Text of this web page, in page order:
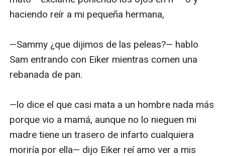
haciendo reír a mi pequeña hermana,
—Sammy ¿que dijimos de las peleas?— hablo
Sam entrando con Eiker mientras comen una
rebanada de pan.
—lo dice el que casi mata a un hombre nada más
porque vio a mamá, aunque no lo nieguen mi
madre tiene un trasero de infarto cualquiera
moriría por ella— dijo Eiker reí amo ver a mis